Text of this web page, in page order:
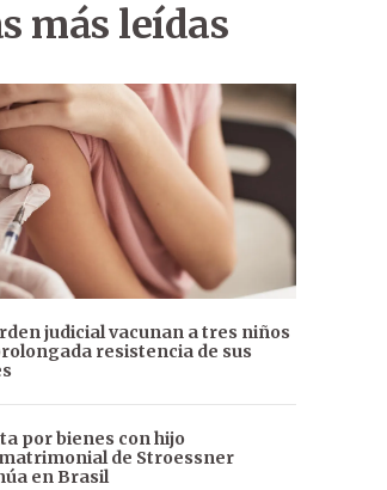
más leídas
judicial vacunan a tres niños
resistencia de sus
por bienes con hijo
de Stroessner
en Brasil